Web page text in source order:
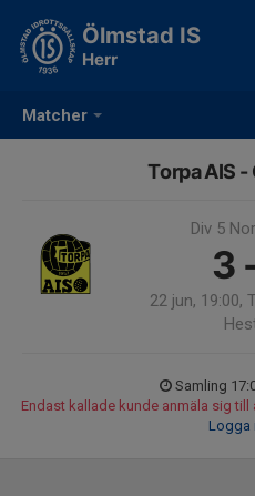
Matcher
Ölmstad IS
Herr
Torpa AIS -
Div 5
3
22 jun, 19:00,
Samling
Endast kallade kunde anmäla sig
Logga